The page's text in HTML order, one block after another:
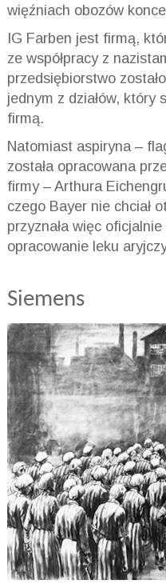
więźniach obozów
IG Farben jest firmą,
ze współpracy z
przedsiębiorstwo
jednym z działów, który
firmą.
Natomiast aspiryna –
została opracowana
firmy – Arthura
czego Bayer nie chciał
przyznała więc
opracowanie leku
Siemens